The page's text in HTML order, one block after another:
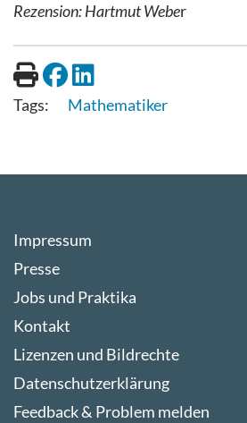
Rezension: Hartmut Weber
Mathematiker
Impressum
Presse
Jobs und Praktika
Kontakt
Lizenzen und Bildrechte
Datenschutzerklärung
Feedback & Problem melden